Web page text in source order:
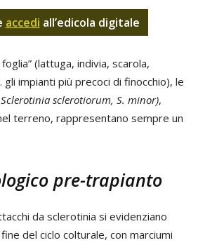
accedi all’edicola digitale
(lattuga, indivia, scarola,
gli impianti più precoci di finocchio), le
Sclerotinia sclerotiorum, S. minor),
terreno, rappresentano sempre un
pre-trapianto
da sclerotinia si evidenziano
del ciclo colturale, con marciumi